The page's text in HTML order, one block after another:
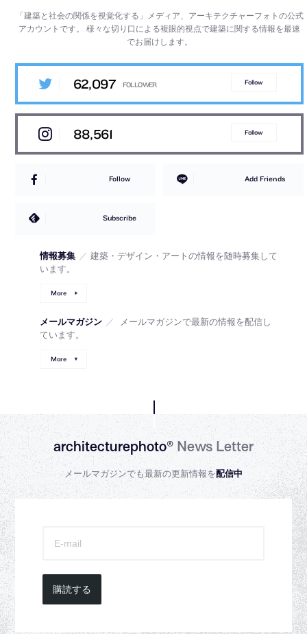
「建築と社会の関係を視覚化する」メディア、アーキテクチャーフォトの公式
アカウントです。様々な切り口による複眼的視点で建築に関する情報を最速
でお届けします。
62,097 Follow
88,561 Follow
Follow Add Friends
Subscribe
情報募集 ／ 建築・デザイン・アートの情報を随時募集して
います。
More
メールマガジン ／
メールマガジンで最新の情報を配信し
ています。
More
architecturephoto®News Letter
メールマガジンでも最新の更新情報を配信中
購読する